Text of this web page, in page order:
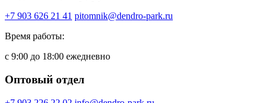
+7 903 626 21 41 pitomnik@dendro-park.ru
Время работы:
с 9:00 до 18:00 ежедневно
Оптовый отдел